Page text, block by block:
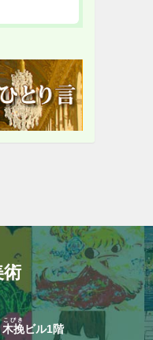
術
木挽
こびき
ビル1階